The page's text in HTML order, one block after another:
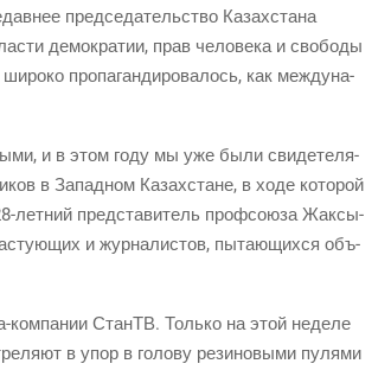
пред­се­да­тель­ство Казах­ста­на
демо­кра­тии, прав чело­ве­ка и сво­бо­ды
про­па­ган­ди­ро­ва­лось, как меж­ду­на­
и в этом году мы уже были сви­де­те­ля­
в Запад­ном Казах­стане, в ходе кото­рой
лет­ний пред­ста­ви­тель проф­со­ю­за Жак­сы­
и жур­на­ли­стов, пыта­ю­щих­ся объ­
ком­па­нии СтанТВ. Толь­ко на этой неде­ле
в упор в голо­ву рези­но­вы­ми пуля­ми